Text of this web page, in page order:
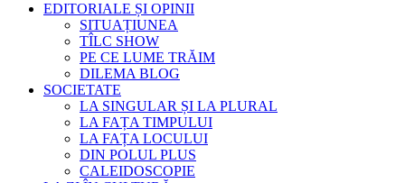
EDITORIALE ȘI OPINII
SITUAȚIUNEA
TÎLC SHOW
PE CE LUME TRĂIM
DILEMA BLOG
SOCIETATE
LA SINGULAR ȘI LA PLURAL
LA FAȚA TIMPULUI
LA FAȚA LOCULUI
DIN POLUL PLUS
CALEIDOSCOPIE